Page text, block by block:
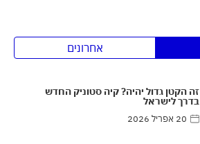
אחרונים
זה הקטן גדול יהיה? קיה סטוניק החדש
בדרך לישראל
20 אפריל 2026